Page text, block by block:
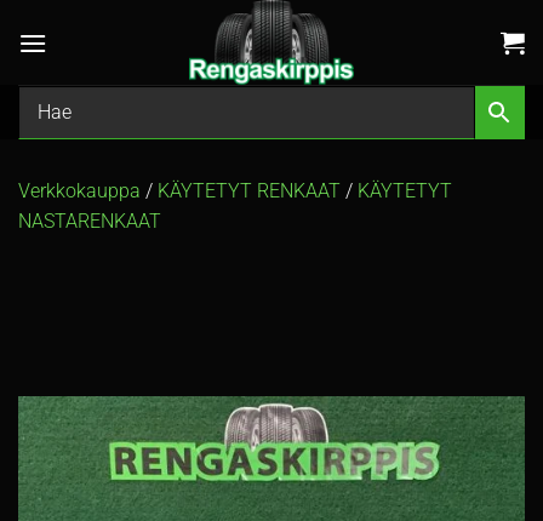
Verkkokauppa / KÄYTETYT RENKAAT / KÄYTETYT
NASTARENKAAT